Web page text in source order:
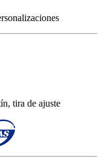
tira de ajuste